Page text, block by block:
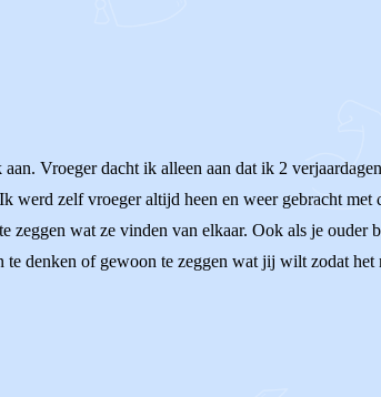
Vroeger dacht ik alleen aan dat ik 2
werd zelf vroeger altijd heen en weer gebracht
zeggen wat ze vinden van elkaar. Ook als je
te denken of gewoon te zeggen wat jij wilt zodat